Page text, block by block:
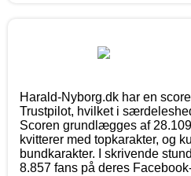
Harald-Nyborg.dk har en
Trustpilot, hvilket i
Scoren grundlægges af
kvitterer med topkarakter, og
bundkarakter. I skrivende
8.857 fans på deres